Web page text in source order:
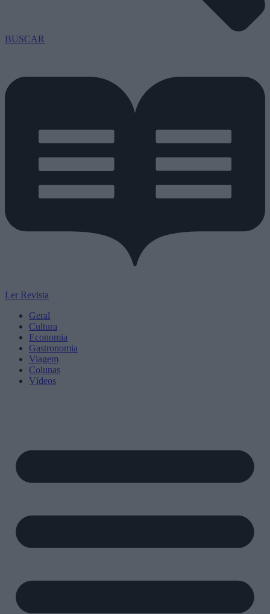
BUSCAR
Ler Revista
Geral
Cultura
Economia
Gastronomia
Viagem
Colunas
Vídeos